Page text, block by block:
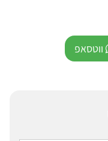
ווטסאפ